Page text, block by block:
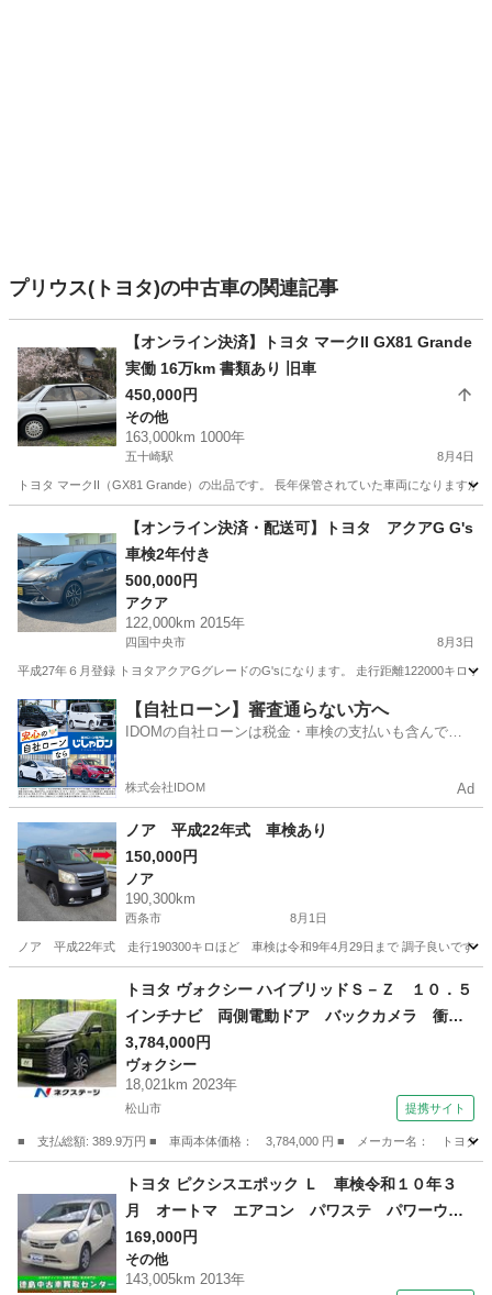
プリウス(トヨタ)の中古車の関連記事
【オンライン決済】トヨタ マークII GX81 Grande
実働 16万km 書類あり 旧車
450,000円
その他
163,000km 1000年
五十崎駅 8月4日
トヨタ マークII（GX81 Grande）の出品です。 長年保管されていた車両になります
五十崎駅 その他 車両
【オンライン決済・配送可】トヨタ アクアG G's
車検2年付き
500,000円
アクア
122,000km 2015年
四国中央市 8月3日
平成27年６月登録 トヨタアクアGグレードのG'sになります。 走行距離122000キロ
愛媛 四国中央市 アクア トヨタアクア
【自社ローン】審査通らない方へ
IDOMの自社ローンは税金・車検の支払いも含んでい
株式会社IDOM Ad
ノア 平成22年式 車検あり
150,000円
ノア
190,300km
西条市 8月1日
ノア 平成22年式 走行190300キロほど 車検は令和9年4月29日まで 調子良いです。
ノア スライドドア
トヨタ ヴォクシー ハイブリッドＳ－Ｚ １０．５
インチナビ 両側電動ドア バックカメラ 衝突
被害軽減システム ハーフレザーシート ドラレ
コ スマートキー ＬＥＤヘッド ビルトインＥ
ＴＣ 純正１７インチアルミ オートハイビー
3,784,000円
ヴォクシー
18,021km 2023年
松山市 提携サイト
■ 支払総額: 389.9万円 ■ 車両本体価格： 3,784,000 円 ■ メーカー名： トヨタ
ヴォクシー
トヨタ ピクシスエポック Ｌ 車検令和１０年３
月 オートマ エアコン パワステ パワーウィ
ンドウ （検10.3）
169,000円
その他
143,005km 2013年